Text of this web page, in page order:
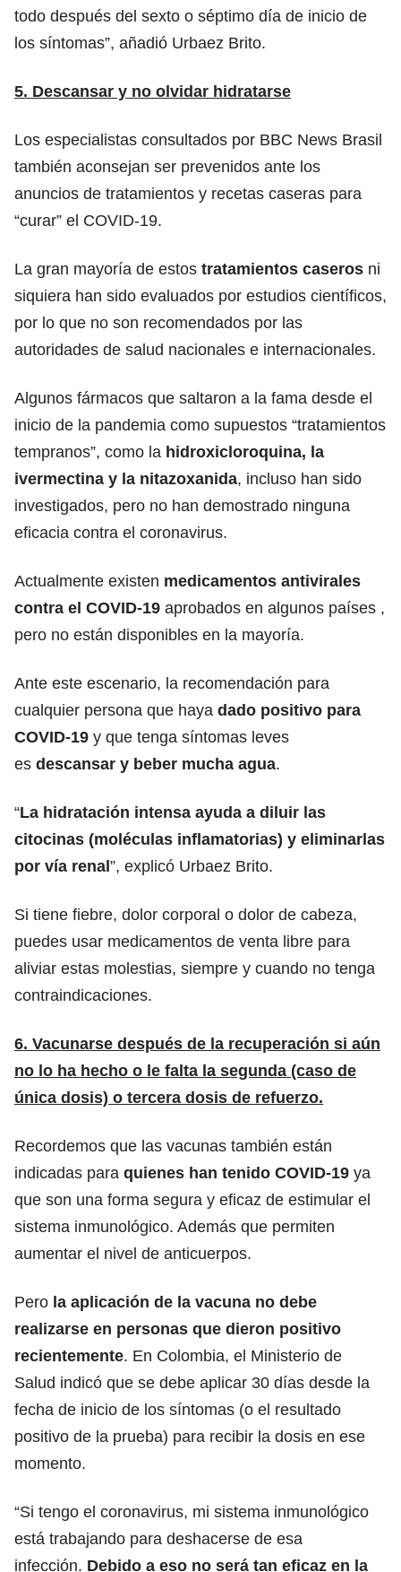
todo después del sexto o séptimo día de inicio de
los síntomas”, añadió Urbaez Brito.
5. Descansar y no olvidar hidratarse
Los especialistas consultados por BBC News Brasil
también aconsejan ser prevenidos ante los
anuncios de tratamientos y recetas caseras para
“curar” el COVID-19.
La gran mayoría de estos tratamientos caseros ni
siquiera han sido evaluados por estudios científicos,
por lo que no son recomendados por las
autoridades de salud nacionales e internacionales.
Algunos fármacos que saltaron a la fama desde el
inicio de la pandemia como supuestos “tratamientos
tempranos”, como la hidroxicloroquina, la
ivermectina y la nitazoxanida, incluso han sido
investigados, pero no han demostrado ninguna
eficacia contra el coronavirus.
Actualmente existen medicamentos antivirales
contra el COVID-19 aprobados en algunos países ,
pero no están disponibles en la mayoría.
Ante este escenario, la recomendación para
cualquier persona que haya dado positivo para
COVID-19 y que tenga síntomas leves
es descansar y beber mucha agua.
“La hidratación intensa ayuda a diluir las
citocinas (moléculas inflamatorias) y eliminarlas
por vía renal”, explicó Urbaez Brito.
Si tiene fiebre, dolor corporal o dolor de cabeza,
puedes usar medicamentos de venta libre para
aliviar estas molestias, siempre y cuando no tenga
contraindicaciones.
6. Vacunarse después de la recuperación si aún
no lo ha hecho o le falta la segunda (caso de
única dosis) o tercera dosis de refuerzo.
Recordemos que las vacunas también están
indicadas para quienes han tenido COVID-19 ya
que son una forma segura y eficaz de estimular el
sistema inmunológico. Además que permiten
aumentar el nivel de anticuerpos.
Pero la aplicación de la vacuna no debe
realizarse en personas que dieron positivo
recientemente. En Colombia, el Ministerio de
Salud indicó que se debe aplicar 30 días desde la
fecha de inicio de los síntomas (o el resultado
positivo de la prueba) para recibir la dosis en ese
momento.
“Si tengo el coronavirus, mi sistema inmunológico
está trabajando para deshacerse de esa
infección. Debido a eso no será tan eficaz en la